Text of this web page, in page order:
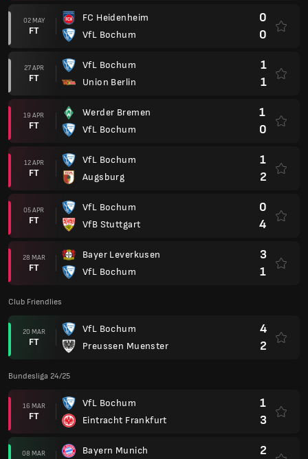
02 MAY
FT
FC Heidenheim
VfL Bochum
0
0
27 APR
FT
VfL Bochum
Union Berlin
1
1
19 APR
FT
Werder Bremen
VfL Bochum
1
0
12 APR
FT
VfL Bochum
Augsburg
1
2
05 APR
FT
VfL Bochum
VfB Stuttgart
0
4
28 MAR
FT
Bayer Leverkusen
VfL Bochum
3
1
Club Friendlies
20 MAR
FT
VfL Bochum
Preussen Muenster
4
2
Bundesliga 24/25
16 MAR
FT
VfL Bochum
Eintracht Frankfurt
1
3
08 MAR
Bayern Munich
2